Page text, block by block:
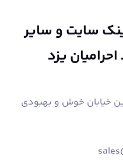
سایت و سایر
یزد
خیابان خوش و بهبودی